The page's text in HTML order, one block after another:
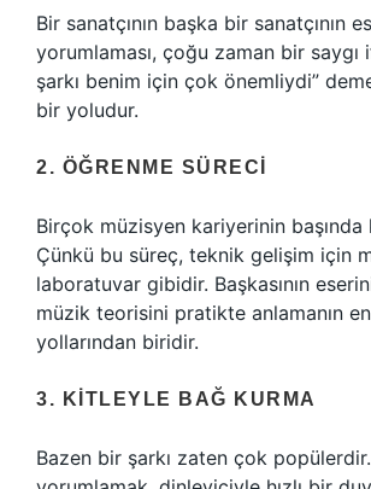
Bir sanatçının başka bir sanatçının
yorumlaması, çoğu zaman bir saygı
şarkı benim için çok önemliydi”
bir yoludur.
2. ÖĞRENME SÜRECI
Birçok müzisyen kariyerinin başında
Çünkü bu süreç, teknik gelişim için
laboratuvar gibidir. Başkasının
müzik teorisini pratikte anlamanın
yollarından biridir.
3. KITLEYLE BAĞ KURMA
Bazen bir şarkı zaten çok